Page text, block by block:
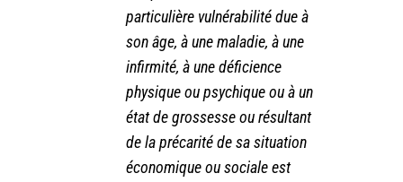
particulière vulnérabilité due à
son âge, à une maladie, à une
infirmité, à une déficience
physique ou psychique ou à un
état de grossesse ou résultant
de la précarité de sa situation
économique ou sociale est